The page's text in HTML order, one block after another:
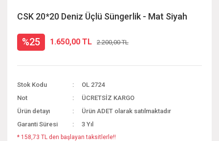
CSK 20*20 Deniz Üçlü Süngerlik - Mat Siyah
%25 1.650,00 TL 2.200,00 TL
Stok Kodu
OL 2724
Not
ÜCRETSİZ KARGO
Ürün detayı
Ürün ADET olarak satılmaktadır
Garanti Süresi
3 Yıl
* 158,73 TL den başlayan taksitlerle!!